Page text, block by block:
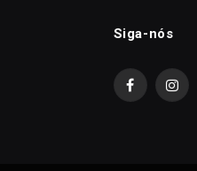
Siga-nós
Facebook